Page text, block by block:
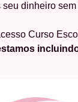
dinheiro
Curso